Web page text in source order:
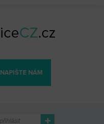
NAPIŠTE NÁM